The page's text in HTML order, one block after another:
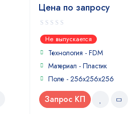
Цена по запросу
0
out
of
Не выпускается
Технология - FDM
Материал - Пластик
Поле - 256х256х256
Запрос КП